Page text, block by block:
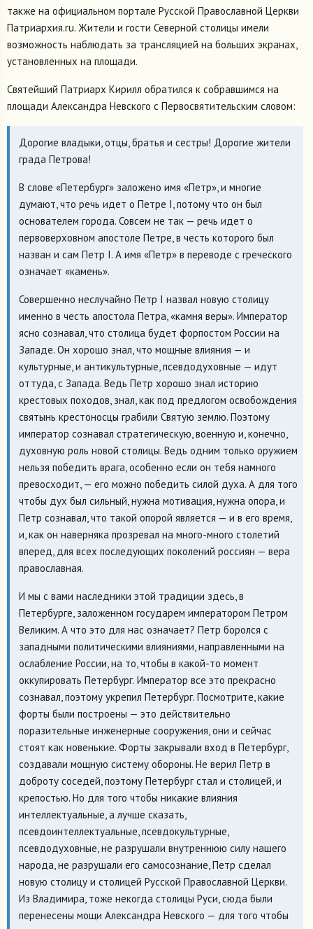
также на официальном портале Русской Православной Церкви
Патриархия.ru. Жители и гости Северной столицы имели
возможность наблюдать за трансляцией на больших экранах,
установленных на площади.
Святейший Патриарх Кирилл обратился к собравшимся на
площади Александра Невского с Первосвятительским словом:
Дорогие владыки, отцы, братья и сестры! Дорогие жители
града Петрова!
В слове «Петербург» заложено имя «Петр», и многие
думают, что речь идет о Петре I, потому что он был
основателем города. Совсем не так — речь идет о
первоверховном апостоле Петре, в честь которого был
назван и сам Петр I. А имя «Петр» в переводе с греческого
означает «камень».
Совершенно неслучайно Петр I назвал новую столицу
именно в честь апостола Петра, «камня веры». Император
ясно сознавал, что столица будет форпостом России на
Западе. Он хорошо знал, что мощные влияния — и
культурные, и антикультурные, псевдодуховные — идут
оттуда, с Запада. Ведь Петр хорошо знал историю
крестовых походов, знал, как под предлогом освобождения
святынь крестоносцы грабили Святую землю. Поэтому
император сознавал стратегическую, военную и, конечно,
духовную роль новой столицы. Ведь одним только оружием
нельзя победить врага, особенно если он тебя намного
превосходит, — его можно победить силой духа. А для того
чтобы дух был сильный, нужна мотивация, нужна опора, и
Петр сознавал, что такой опорой является — и в его время,
и, как он наверняка прозревал на много-много столетий
вперед, для всех последующих поколений россиян — вера
православная.
И мы с вами наследники этой традиции здесь, в
Петербурге, заложенном государем императором Петром
Великим. А что это для нас означает? Петр боролся с
западными политическими влияниями, направленными на
ослабление России, на то, чтобы в какой-то момент
оккупировать Петербург. Император все это прекрасно
сознавал, поэтому укрепил Петербург. Посмотрите, какие
форты были построены — это действительно
поразительные инженерные сооружения, они и сейчас
стоят как новенькие. Форты закрывали вход в Петербург,
создавали мощную систему обороны. Не верил Петр в
доброту соседей, поэтому Петербург стал и столицей, и
крепостью. Но для того чтобы никакие влияния
интеллектуальные, а лучше сказать,
псевдоинтеллектуальные, псевдокультурные,
псевдодуховные, не разрушали внутреннюю силу нашего
народа, не разрушали его самосознание, Петр сделал
новую столицу и столицей Русской Православной Церкви.
Из Владимира, тоже некогда столицы Руси, сюда были
перенесены мощи Александра Невского — для того чтобы